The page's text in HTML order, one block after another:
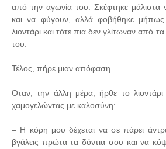
από την αγωνία του. Σκέφτηκε μάλιστα
και να φύγουν, αλλά φοβήθηκε
λιοντάρι και τότε πια δεν γλίτωναν από
του.
Τέλος, πήρε μιαν απόφαση.
Όταν, την άλλη μέρα, ήρθε το
χαμογελώντας με καλοσύνη:
– Η κόρη μου δέχεται να σε πάρει
βγάλεις πρώτα τα δόντια σου και να